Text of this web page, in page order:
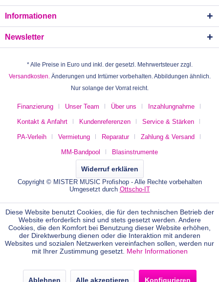
Informationen
Newsletter
* Alle Preise in Euro und inkl. der gesetzl. Mehrwertsteuer zzgl.
Versandkosten. Änderungen und Irrtümer vorbehalten. Abbildungen ähnlich.
Nur solange der Vorrat reicht.
Finanzierung Unser Team Über uns Inzahlungnahme
Kontakt & Anfahrt Kundenreferenzen Service & Stärken
PA-Verleih Vermietung Reparatur Zahlung & Versand
MM-Bandpool Blasinstrumente
Widerruf erklären
Copyright © MISTER MUSIC Profishop - Alle Rechte vorbehalten
Umgesetzt durch Ottscho-IT
Diese Website benutzt Cookies, die für den technischen Betrieb der
Website erforderlich sind und stets gesetzt werden. Andere
Cookies, die den Komfort bei Benutzung dieser Website erhöhen,
der Direktwerbung dienen oder die Interaktion mit anderen
Websites und sozialen Netzwerken vereinfachen sollen, werden nur
mit Ihrer Zustimmung gesetzt. Mehr Informationen
Ablehnen Alle akzeptieren Konfigurieren